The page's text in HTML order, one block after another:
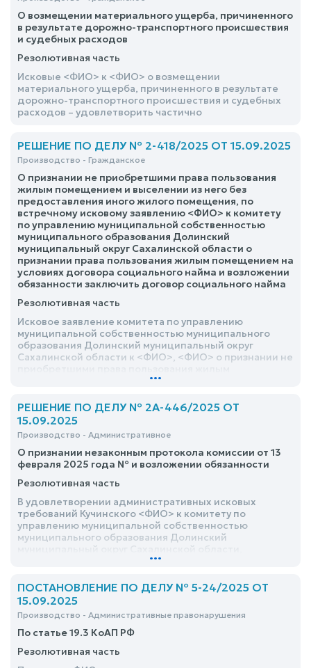
О возмещении материального ущерба, причиненного
в результате дорожно-транспортного происшествия
и судебных расходов
Резолютивная часть
Исковые <ФИО> к <ФИО> о возмещении
материального ущерба, причиненного в результате
дорожно-транспортного происшествия и судебных
расходов – удовлетворить частично
РЕШЕНИЕ ПО ДЕЛУ № 2-418/2025 ОТ 15.09.2025
Производство - Гражданское
О признании не приобретшими права пользования
жилым помещением и выселении из него без
предоставления иного жилого помещения, по
встречному исковому заявлению <ФИО> к комитету
по управлению муниципальной собственностью
муниципального образования Долинский
муниципальный округ Сахалинской области о
признании права пользования жилым помещением на
условиях договора социального найма и возложении
обязанности заключить договор социального найма
Резолютивная часть
Исковое заявление комитета по управлению
муниципальной собственностью муниципального
образования Долинский муниципальный округ
Сахалинской области к <ФИО>, <ФИО> о признании не
помещением и выселении из него без
удовлетворить частично
...
РЕШЕНИЕ ПО ДЕЛУ № 2А-446/2025 ОТ
15.09.2025
Производство - Административное
О признании незаконным протокола комиссии от 13
февраля 2025 года № и возложении обязанности
Резолютивная часть
В удовлетворении административных исковых
требований Кучинского <ФИО> к комитету по
управлению муниципальной собственностью
муниципального образования Долинский
администрации муниципального образования
области о признании незаконным протокола
комиссии от 13 февраля 2025 года № и возложении
обязанности, отказать
...
ПОСТАНОВЛЕНИЕ ПО ДЕЛУ № 5-24/2025 ОТ
15.09.2025
Производство - Административные правонарушения
По статье 19.3 КоАП РФ
Резолютивная часть